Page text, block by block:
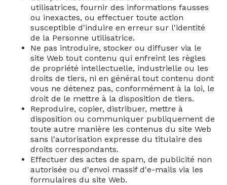
utilisatrices, fournir des informations fausses
ou inexactes, ou effectuer toute action
susceptible d'induire en erreur sur l'identité
de la Personne utilisatrice.
Ne pas introduire, stocker ou diffuser via le
site Web tout contenu qui enfreint les règles
de propriété intellectuelle, industrielle ou les
droits de tiers, ni en général tout contenu dont
vous ne détenez pas, conformément à la loi, le
droit de le mettre à la disposition de tiers.
Reproduire, copier, distribuer, mettre à
disposition ou communiquer publiquement de
toute autre manière les contenus du site Web
sans l'autorisation expresse du titulaire des
droits correspondants.
Effectuer des actes de spam, de publicité non
autorisée ou d'envoi massif d'e-mails via les
formulaires du site Web.